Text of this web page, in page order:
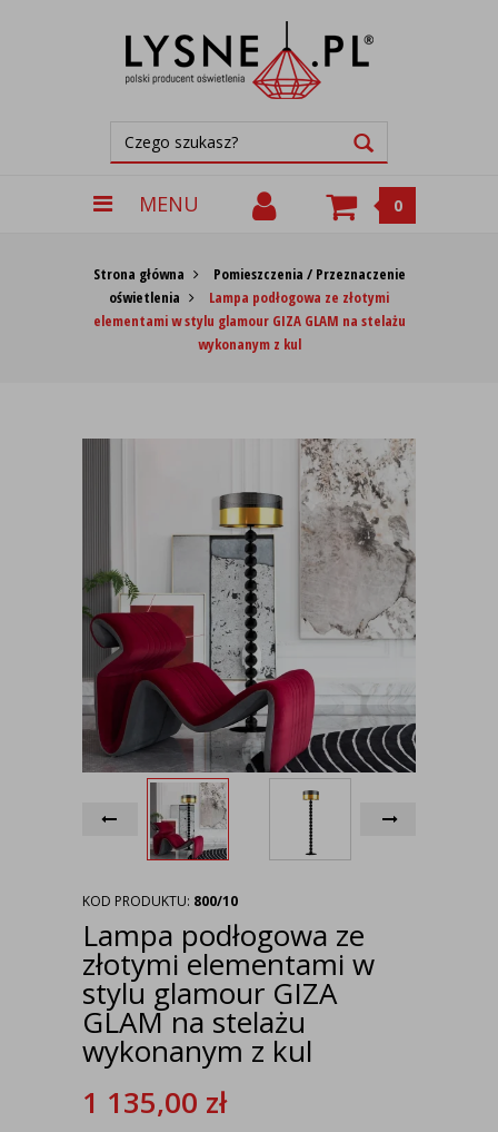
MENU 0
Strona główna
Pomieszczenia / Przeznaczenie
oświetlenia
Lampa podłogowa ze złotymi
elementami w stylu glamour GIZA GLAM na stelażu
wykonanym z kul
KOD PRODUKTU: 800/10
Lampa podłogowa ze
złotymi elementami w
stylu glamour GIZA
GLAM na stelażu
wykonanym z kul
1 135,00 zł